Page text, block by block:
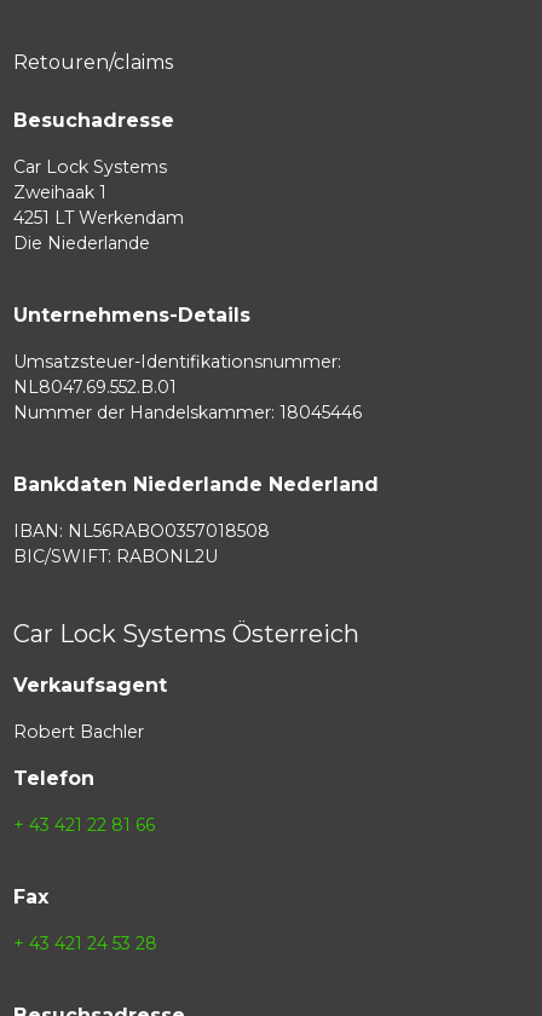
Retouren/claims
Besuchadresse
Car Lock Systems
Zweihaak 1
4251 LT Werkendam
Die Niederlande
Unternehmens-Details
Umsatzsteuer-Identifikationsnummer:
NL8047.69.552.B.01
Nummer der Handelskammer: 18045446
Bankdaten Niederlande Nederland
IBAN: NL56RABO0357018508
BIC/SWIFT: RABONL2U
Car Lock Systems Österreich
Verkaufsagent
Robert Bachler
Telefon
+ 43 421 22 81 66
Fax
+ 43 421 24 53 28